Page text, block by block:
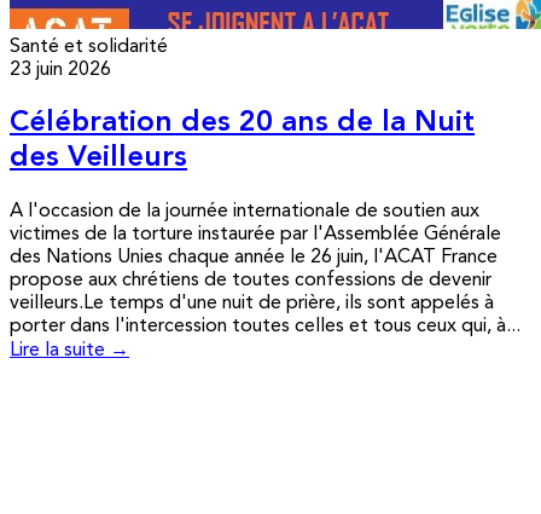
Santé et solidarité
23 juin 2026
Célébration des 20 ans de la Nuit
des Veilleurs
A l'occasion de la journée internationale de soutien aux
victimes de la torture instaurée par l'Assemblée Générale
des Nations Unies chaque année le 26 juin, l'ACAT France
propose aux chrétiens de toutes confessions de devenir
veilleurs.Le temps d'une nuit de prière, ils sont appelés à
porter dans l'intercession toutes celles et tous ceux qui, à...
Lire la suite →